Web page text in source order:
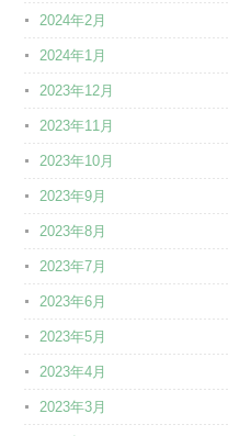
2024年2月
2024年1月
2023年12月
2023年11月
2023年10月
2023年9月
2023年8月
2023年7月
2023年6月
2023年5月
2023年4月
2023年3月